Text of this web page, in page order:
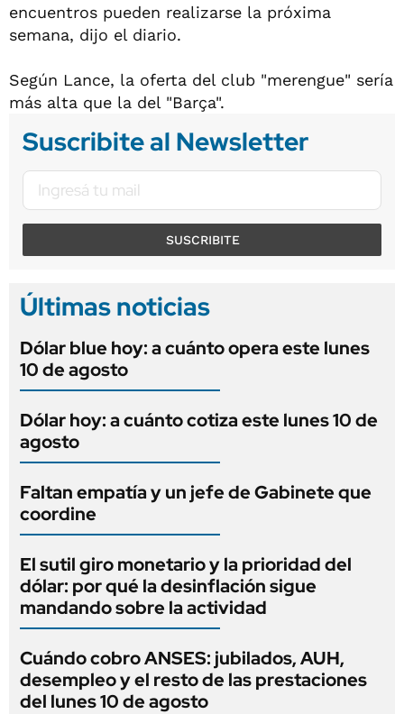
encuentros pueden realizarse la próxima
semana, dijo el diario.
Según Lance, la oferta del club "merengue" sería
más alta que la del "Barça".
Suscribite al Newsletter
SUSCRIBITE
Últimas noticias
Dólar blue hoy: a cuánto opera este lunes
10 de agosto
Dólar hoy: a cuánto cotiza este lunes 10 de
agosto
Faltan empatía y un jefe de Gabinete que
coordine
El sutil giro monetario y la prioridad del
dólar: por qué la desinflación sigue
mandando sobre la actividad
Cuándo cobro ANSES: jubilados, AUH,
desempleo y el resto de las prestaciones
del lunes 10 de agosto